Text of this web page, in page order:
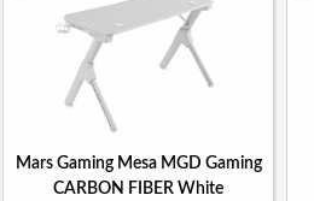
Mars Gaming Mesa MGD Gaming
CARBON FIBER White